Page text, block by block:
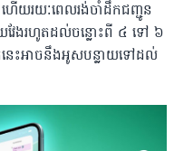
ហើយរយៈពេលរង់ចាំដឹកជញ្ជូន
វែងរហូតដល់ចន្លោះពី ៤ ទៅ ៦
នេះអាចនឹងអូសបន្លាយទៅដល់